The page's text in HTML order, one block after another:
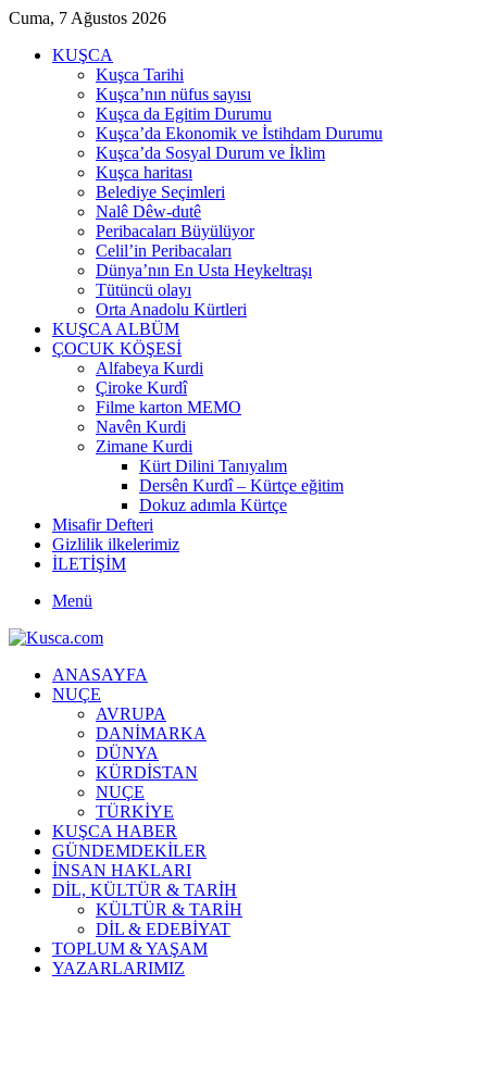
Cuma, 7 Ağustos 2026
KUŞCA
Kuşca Tarihi
Kuşca’nın nüfus sayısı
Kuşca da Egitim Durumu
Kuşca’da Ekonomik ve İstihdam Durumu
Kuşca’da Sosyal Durum ve İklim
Kuşca haritası
Belediye Seçimleri
Nalê Dêw-dutê
Peribacaları Büyülüyor
Celil’in Peribacaları
Dünya’nın En Usta Heykeltraşı
Tütüncü olayı
Orta Anadolu Kürtleri
KUŞCA ALBÜM
ÇOCUK KÖŞESİ
Alfabeya Kurdi
Çiroke Kurdî
Filme karton MEMO
Navên Kurdi
Zimane Kurdi
Kürt Dilini Tanıyalım
Dersên Kurdî – Kürtçe eğitim
Dokuz adımla Kürtçe
Misafir Defteri
Gizlilik ilkelerimiz
İLETİŞİM
Menü
ANASAYFA
NUÇE
AVRUPA
DANİMARKA
DÜNYA
KÜRDİSTAN
NUÇE
TÜRKİYE
KUŞCA HABER
GÜNDEMDEKİLER
İNSAN HAKLARI
DİL, KÜLTÜR & TARİH
KÜLTÜR & TARİH
DİL & EDEBİYAT
TOPLUM & YAŞAM
YAZARLARIMIZ